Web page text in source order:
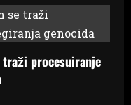
procesuiranje